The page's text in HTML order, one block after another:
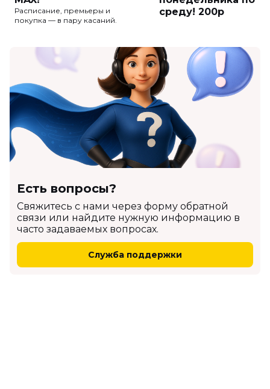
Расписание, премьеры и
покупка — в пару касаний.
среду! 200р
Есть вопросы?
Cвяжитесь с нами через форму обратной
связи или найдите нужную информацию в
часто задаваемых вопросах.
Служба поддержки